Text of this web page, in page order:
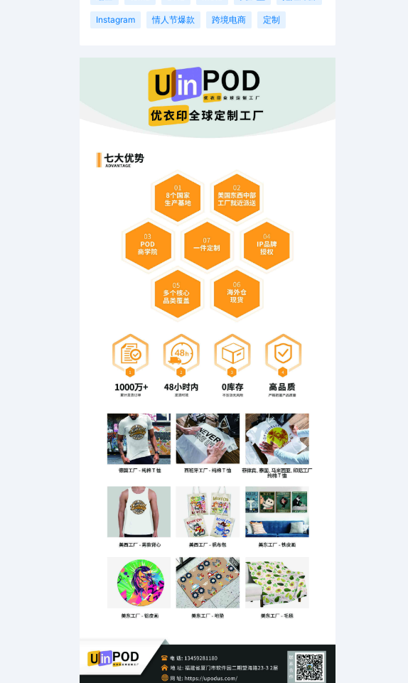
Instagram 情人节爆款 跨境电商 定制